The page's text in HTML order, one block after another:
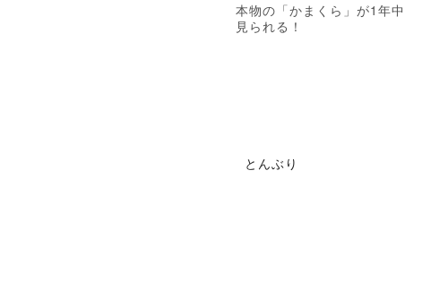
本物の「かまくら」が1年中
見られる！
とんぶり